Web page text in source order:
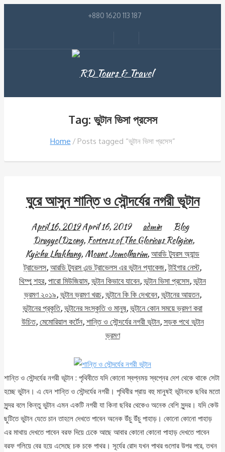
+880 1620 113 187
Tag: ভুটান ভিসা প্রসেস
Home Posts tagged “ভুটান ভিসা প্রসেস”
ঘুরে আসুন শান্তি ও সৌন্দর্যের নগরী ভূটান
April 16, 2019April 16, 2019 admin
Blog
Drugyel Dzong, Fortress of The Glorious Religion,
Kyichu Lhakhang, Mount Jomolharim,আরডি ট্যুরস অ্যান্ড
ট্রাভেলস,আরডি ট্যুরস এন্ড ট্রাভেলস এর ভুটান প্যাকেজ,টাইগার নেস্ট,
থিম্পু শহর,পারো মিউজিয়াম,ভুটান কিভাবে যাবেন,ভুটান ভিসা প্রসেস,ভুটান
ভ্রমণ ২০১৯,ভুটান ভ্রমণ খরচ,ভুটানে কি কি দেখবেন,ভুটানের আয়তন,
ভুটানের প্রকৃতি,ভুটানের সংস্কৃতি ও মানুষ,ভূটানে কোন সময়ে ভ্রমণ করা
উচিত,মেমোরিয়াল কর্টেন,শান্তি ও সৌন্দর্যের নগরী ভূটান,সড়ক পথে ভুটান
ভ্রমণ
শান্তি ও সৌন্দর্যের নগরী ভূটান : পৃথিবীতে যদি কোনো স্বপ্নময় স্বপ্নের দেশ থেকে থাকে সেটা
হচ্ছে ভুটান। এ যেন শান্তি ও সৌন্দর্যের নগরী। পৃথিবীর প্রায় বহু মানুষই ভূটানকে ছবির মতো
সুন্দর বলে কিন্তু ভুটান এমন একটি নগরী যা কিনা ছবির থেকেও অনেক বেশি সুন্দর। যদি কেউ
ছুটিতে ভুটান যেতে চান তাহলে দেখতে পাবেন অনেক উঁচু উঁচু পাহাড়। কোনো কোনো পাহাড়
এর মাথায় দেখতে পাবেন বরফ দিয়ে ঢেকে আছে আবার কোনো কোনো পাহাড় দেখতে পাবেন
বরফ গলিয়ে বের হয়ে এসেছে চক চকে পাথর। সূর্যের রোদ যখন পাথর গুলোর উপর পরে, তখন